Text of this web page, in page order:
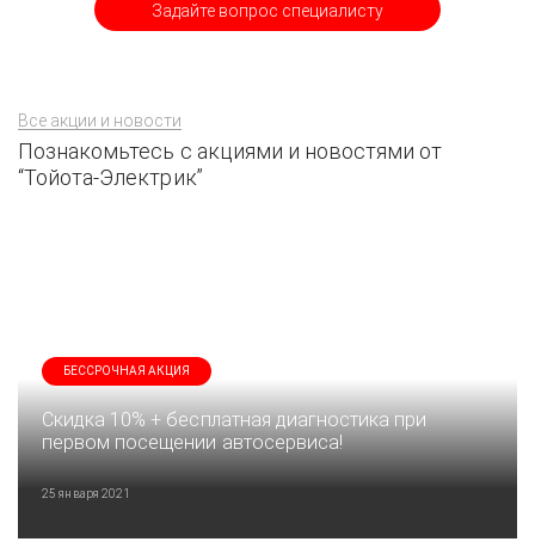
Задайте вопрос специалисту
Все акции и новости
Познакомьтесь с акциями и новостями от
“Тойота-Электрик”
БЕССРОЧНАЯ АКЦИЯ
Скидка 10% + бесплатная диагностика при
первом посещении автосервиса!
25 января 2021